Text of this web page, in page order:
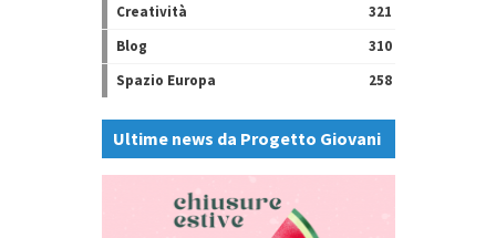
Creatività
321
Blog
310
Spazio Europa
258
Ultime news da Progetto Giovani